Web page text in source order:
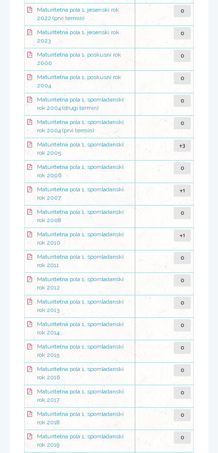
Maturitetna pola 1, jesenski rok
2022 (prvi termin)
0
Maturitetna pola 1, jesenski rok
2023
0
Maturitetna pola 1, poskusni rok
2000
0
Maturitetna pola 1, poskusni rok
2004
0
Maturitetna pola 1, spomladanski
rok 2004 (drugi termin)
0
Maturitetna pola 1, spomladanski
rok 2004 (prvi termin)
0
Maturitetna pola 1, spomladanski
rok 2005
+3
Maturitetna pola 1, spomladanski
rok 2006
0
Maturitetna pola 1, spomladanski
rok 2007
+1
Maturitetna pola 1, spomladanski
rok 2008
0
Maturitetna pola 1, spomladanski
rok 2010
+1
Maturitetna pola 1, spomladanski
rok 2011
0
Maturitetna pola 1, spomladanski
rok 2012
0
Maturitetna pola 1, spomladanski
rok 2013
0
Maturitetna pola 1, spomladanski
rok 2014
0
Maturitetna pola 1, spomladanski
rok 2015
0
Maturitetna pola 1, spomladanski
rok 2016
0
Maturitetna pola 1, spomladanski
rok 2017
0
Maturitetna pola 1, spomladanski
rok 2018
0
Maturitetna pola 1, spomladanski
rok 2019
0